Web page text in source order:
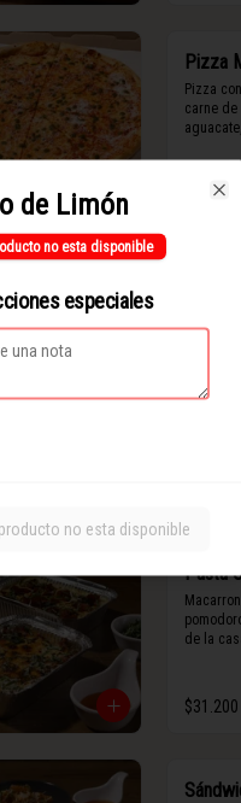
Pizza
Pizza
carne
$127.500
Pasta
de la
$31.200
de Limón
no esta disponible
especiales
no esta disponible